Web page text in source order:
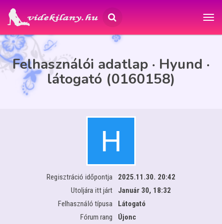
Felhasználói adatlap · Hyund ·
látogató (0160158)
Regisztráció időpontja
2025.11.30. 20:42
Utoljára itt járt
Január 30, 18:32
Felhasználó típusa
Látogató
Fórum rang
Újonc